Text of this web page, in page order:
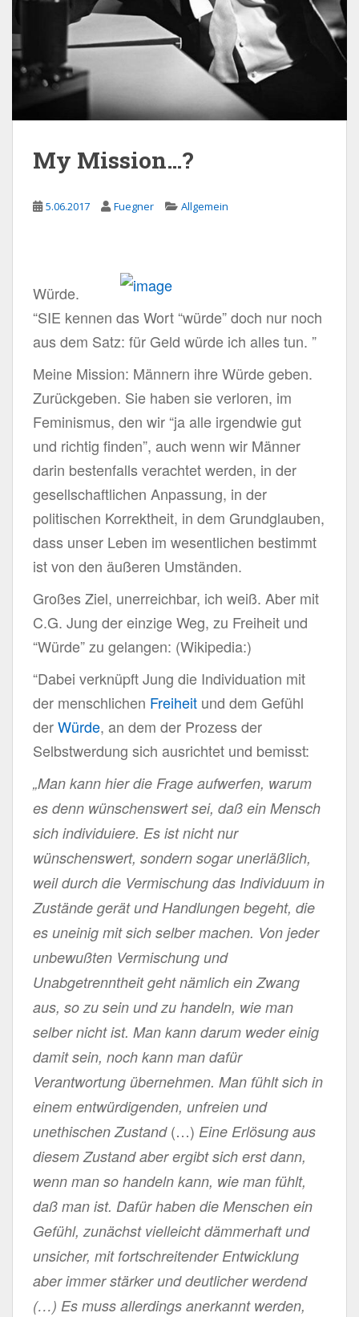
My Mission…?
5.06.2017 Fuegner Allgemein
Würde.
“SIE kennen das Wort “würde” doch nur noch
aus dem Satz: für Geld würde ich alles tun. ”
Meine Mission: Männern ihre Würde geben.
Zurückgeben. Sie haben sie verloren, im
Feminismus, den wir “ja alle irgendwie gut
und richtig finden”, auch wenn wir Männer
darin bestenfalls verachtet werden, in der
gesellschaftlichen Anpassung, in der
politischen Korrektheit, in dem Grundglauben,
dass unser Leben im wesentlichen bestimmt
ist von den äußeren Umständen.
Großes Ziel, unerreichbar, ich weiß. Aber mit
C.G. Jung der einzige Weg, zu Freiheit und
“Würde” zu gelangen: (Wikipedia:)
“Dabei verknüpft Jung die Individuation mit
der menschlichen Freiheit und dem Gefühl
derWürde, an dem der Prozess der
Selbstwerdung sich ausrichtet und bemisst:
„Man kann hier die Frage aufwerfen, warum
es denn wünschenswert sei, daß ein Mensch
sich individuiere. Es ist nicht nur
wünschenswert, sondern sogar unerläßlich,
weil durch die Vermischung das Individuum in
Zustände gerät und Handlungen begeht, die
es uneinig mit sich selber machen. Von jeder
unbewußten Vermischung und
Unabgetrenntheit geht nämlich ein Zwang
aus, so zu sein und zu handeln, wie man
selber nicht ist. Man kann darum weder einig
damit sein, noch kann man dafür
Verantwortung übernehmen. Man fühlt sich in
einem entwürdigenden, unfreien und
unethischen Zustand(…) Eine Erlösung aus
diesem Zustand aber ergibt sich erst dann,
wenn man so handeln kann, wie man fühlt,
daß man ist. Dafür haben die Menschen ein
Gefühl, zunächst vielleicht dämmerhaft und
unsicher, mit fortschreitender Entwicklung
aber immer stärker und deutlicher werdend
(…) Es muss allerdings anerkannt werden,